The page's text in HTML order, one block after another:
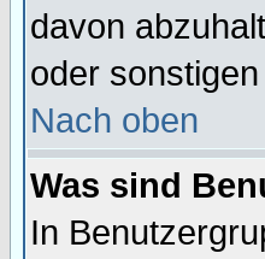
davon
oder
Nach oben
Was sind
In